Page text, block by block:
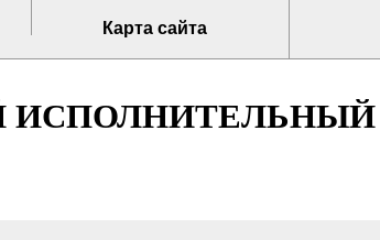
Карта сайта
ИСПОЛНИТЕЛЬНЫЙ